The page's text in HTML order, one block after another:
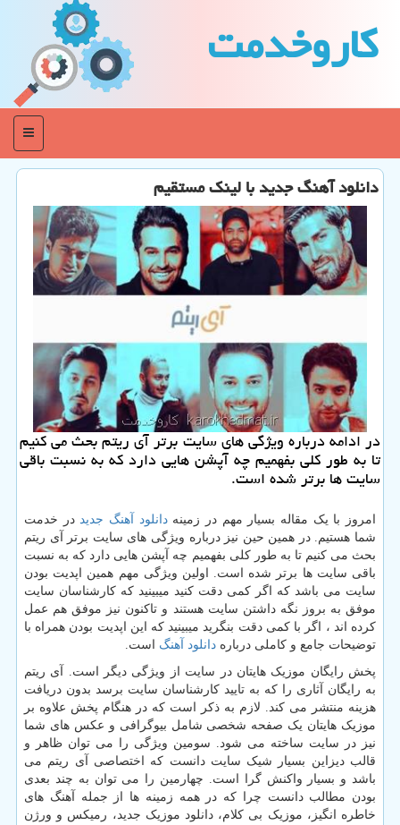
كاروخدمت
منو
دانلود آهنگ جدید با لینك مستقیم
در ادامه درباره ویژگی های سایت برتر آی ریتم بحث می كنیم
تا به طور كلی بفهمیم چه آپشن هایی دارد كه به نسبت باقی
سایت ها برتر شده است.
امروز با یک مقاله بسیار مهم در زمینهدانلود آهنگ جدیددر خدمت
شما هستیم. در همین حین نیز درباره ویژگی های سایت برتر آی ریتم
بحث می کنیم تا به طور کلی بفهمیم چه آپشن هایی دارد که به نسبت
باقی سایت ها برتر شده است. اولین ویژگی مهم همین اپدیت بودن
سایت می باشد که اگر کمی دقت کنید میبینید که کارشناسان سایت
موفق به بروز نگه داشتن سایت هستند و تاکنون نیز موفق هم عمل
کرده اند ، اگر با کمی دقت بنگرید میبینید که این اپدیت بودن همراه با
توضیحات جامع و کاملی درباره دانلود آهنگ است.
پخش رایگان موزیک هایتان در سایت از ویژگی دیگر است. آی ریتم
به رایگان آثاری را که به تایید کارشناسان سایت برسد بدون دریافت
هزینه منتشر می کند. لازم به ذکر است که در هنگام پخش علاوه بر
موزیک هایتان یک صفحه شخصی شامل بیوگرافی و عکس های شما
نیز در سایت ساخته می شود. سومین ویژگی را می توان ظاهر و
قالب دیزاین بسیار شیک سایت دانست که اختصاصی آی ریتم می
باشد و بسیار واکنش گرا است. چهارمین را می توان به چند بعدی
بودن مطالب دانست چرا که در همه زمینه ها از جمله آهنگ های
خاطره انگیز، موزیک بی کلام، دانلود موزیک جدید، رمیکس و ورژن